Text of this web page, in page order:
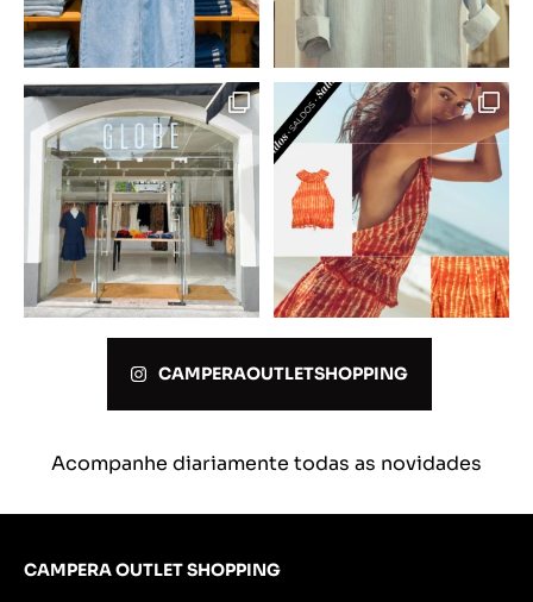
CAMPERAOUTLETSHOPPING
Acompanhe diariamente todas as novidades
CAMPERA OUTLET SHOPPING